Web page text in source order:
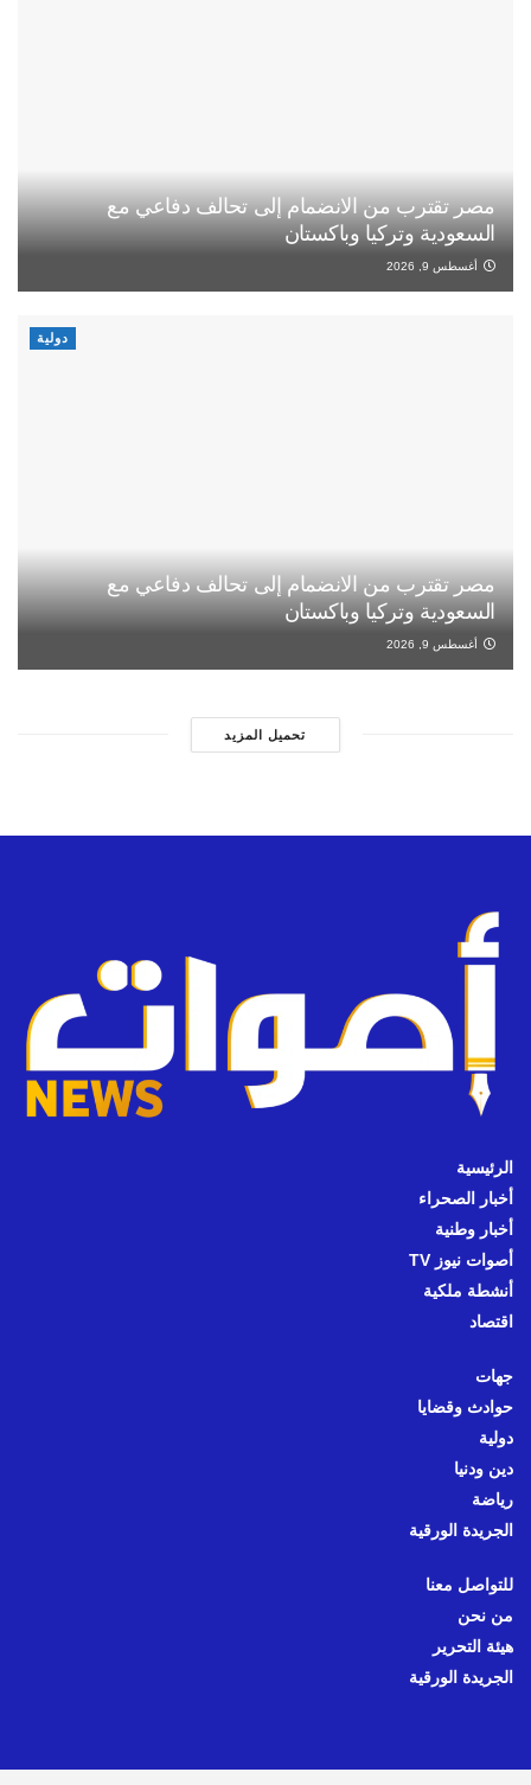
مصر تقترب من الانضمام إلى تحالف دفاعي مع
السعودية وتركيا وباكستان
أغسطس 9, 2026
دولية
مصر تقترب من الانضمام إلى تحالف دفاعي مع
السعودية وتركيا وباكستان
أغسطس 9, 2026
تحميل المزيد
الرئيسية
أخبار الصحراء
أخبار وطنية
أصوات نيوز TV
أنشطة ملكية
اقتصاد
جهات
حوادث وقضايا
دولية
دين ودنيا
رياضة
الجريدة الورقية
للتواصل معنا
من نحن
هيئة التحرير
الجريدة الورقية